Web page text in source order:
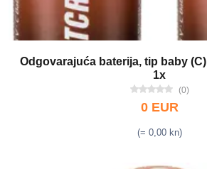
Odgovarajuća baterija, tip baby
1x
(0)
0 EUR
(= 0,00 kn)